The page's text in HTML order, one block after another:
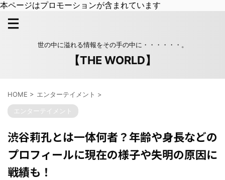
本ページはプロモーションが含まれています
世の中に溢れる情報をその手の中に・・・・・・。
【THE WORLD】
HOME > エンターテイメント >
エンターテイメント
渋谷莉孔とは一体何者？年齢や身長などの
プロフィールに現在の様子や失明の原因に
戦績も！